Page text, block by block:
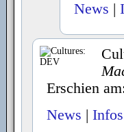
News |
Erschien
News | Infos